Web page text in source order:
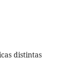
distintas